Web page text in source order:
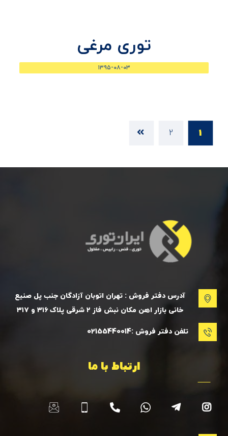
توری مرغی
۱۳۹۵-۰۸-۰۳
1
2
آدرس دفتر فروش : تهران اتوبان آزادگان جنب پل صنیع
خانی بازار اهن مکان نبش فاز ۲ شرقی پلاک ۳۱۶ و ۳۱۷
تلفن دفتر فروش :02155440014
ارتباط با ما